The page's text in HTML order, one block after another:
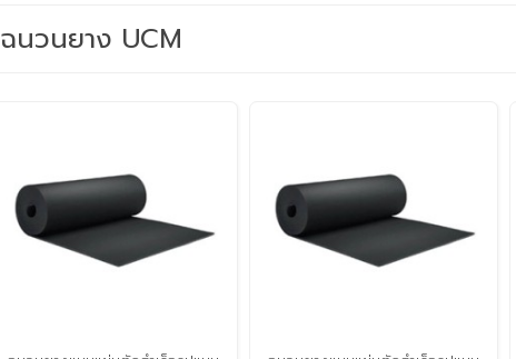
ฉนวนยาง UCM